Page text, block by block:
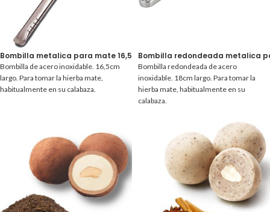
Bombilla metalica para mate 16,5 cm.
Bombilla de acero inoxidable. 16,5cm
largo. Para tomar la hierba mate,
habitualmente en su calabaza.
Bombilla redondeada metalica
Bombilla redondeada de acero
inoxidable. 18cm largo. Para tomar la
hierba mate, habitualmente en su
calabaza.